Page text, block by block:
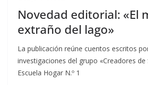
Novedad editorial: «El
extraño del lago»
La publicación reúne cuentos escritos
investigaciones del grupo «Creadores de
Escuela Hogar N.º 1